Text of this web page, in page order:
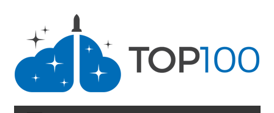
content